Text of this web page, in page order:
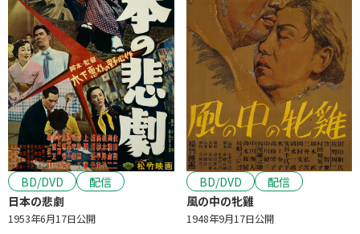
BD/DVD
配信
日本の悲劇
1953年6月17日公開
BD/DVD
配信
風の中の牝雞
1948年9月17日公開